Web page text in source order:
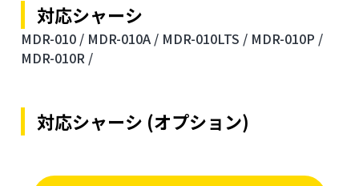
対応シャーシ
MDR-010 / MDR-010A / MDR-010LTS / MDR-010P /
MDR-010R /
対応シャーシ (オプション)